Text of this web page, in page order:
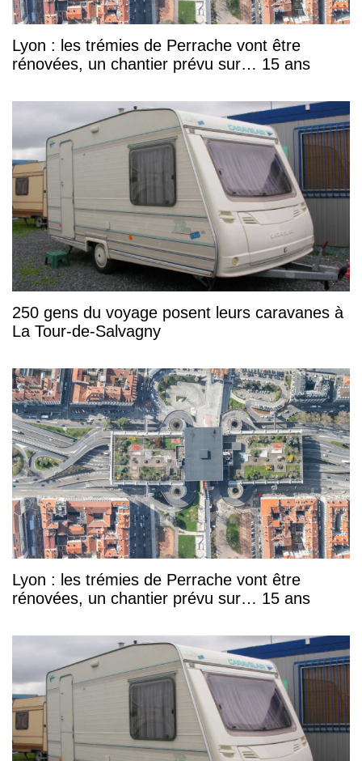
Lyon : les trémies de Perrache vont être
rénovées, un chantier prévu sur… 15 ans
250 gens du voyage posent leurs caravanes à
La Tour-de-Salvagny
Lyon : les trémies de Perrache vont être
rénovées, un chantier prévu sur… 15 ans